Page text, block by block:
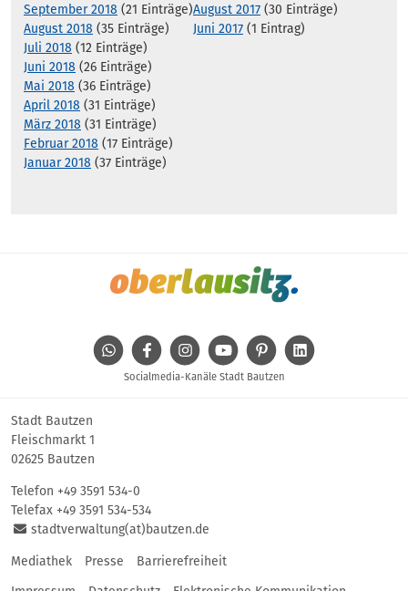
September 2018 (21 Einträge)
August 2018 (35 Einträge)
Juli 2018 (12 Einträge)
Juni 2018 (26 Einträge)
Mai 2018 (36 Einträge)
April 2018 (31 Einträge)
März 2018 (31 Einträge)
Februar 2018 (17 Einträge)
Januar 2018 (37 Einträge)
August 2017 (30 Einträge)
Juni 2017 (1 Eintrag)
WhatsAppFacebookInstagramYoutube Pinterest
Socialmedia-Kanäle Stadt Bautzen
Stadt Bautzen
Fleischmarkt 1
02625 Bautzen
Telefon +49 3591 534-0
Telefax +49 3591 534-534
stadtverwaltung(at)bautzen.de
Mediathek Presse
Barrierefreiheit